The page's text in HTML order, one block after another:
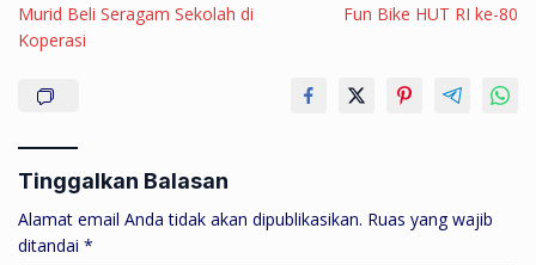
Murid Beli Seragam Sekolah di
Koperasi
Fun Bike HUT RI ke-80
Tinggalkan Balasan
Alamat email Anda tidak akan dipublikasikan. Ruas yang wajib
ditandai *